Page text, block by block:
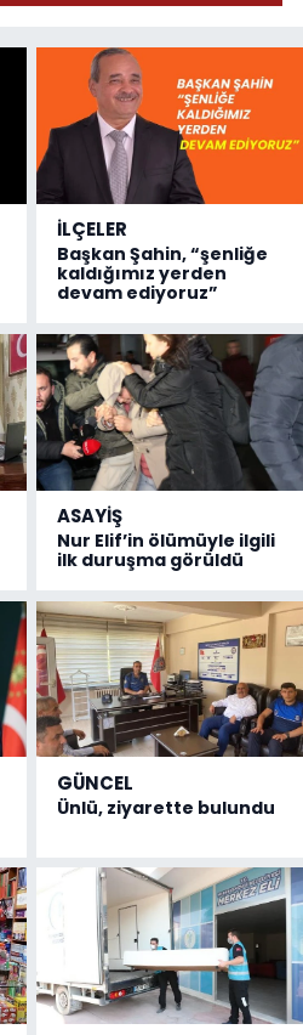
İLÇELER
Başkan Şahin, “şenliğe
kaldığımız yerden
devam ediyoruz”
ASAYİŞ
Nur Elif’in ölümüyle ilgili
ilk duruşma görüldü
GÜNCEL
Ünlü, ziyarette bulundu